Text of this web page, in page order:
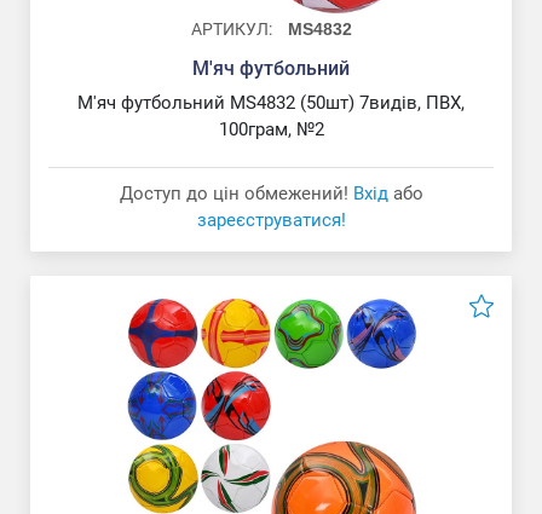
АРТИКУЛ: MS4832
М'яч футбольний
М'яч футбольний MS4832 (50шт) 7видів, ПВХ,
100грам, №2
Доступ до цін обмежений! Вхід або
зареєструватися!